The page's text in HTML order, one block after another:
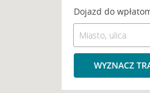
Dojazd do
WYZNACZ